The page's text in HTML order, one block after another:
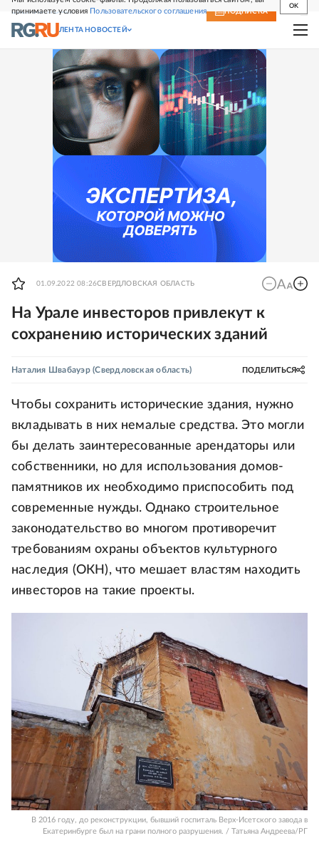
принимаете условия Пользовательского соглашения
OK
СВЕЖИЙ НОМЕР ПОДПИСКА
ЛЕНТА НОВОСТЕЙ
01.09.2022 08:26СВЕРДЛОВСКАЯ ОБЛАСТЬ
На Урале инвесторов привлекут к
сохранению исторических зданий
Наталия Швабауэр(Свердловская область) ПОДЕЛИТЬСЯ
Чтобы сохранить исторические здания, нужно
вкладывать в них немалые средства. Это могли
бы делать заинтересованные арендаторы или
собственники, но для использования домов-
памятников их необходимо приспособить под
современные нужды. Однако строительное
законодательство во многом противоречит
требованиям охраны объектов культурного
наследия (ОКН), что мешает властям находить
инвесторов на такие проекты.
В 2016 году, до реконструкции, бывший госпиталь Верх-Исетского завода в
Екатеринбурге был на грани полного разрушения. / Татьяна Андреева/РГ